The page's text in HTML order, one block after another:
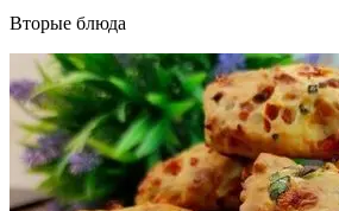
Вторые блюда